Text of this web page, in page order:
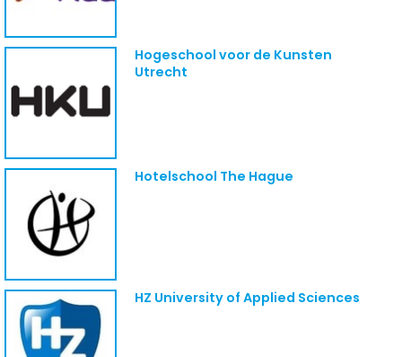
Hogeschool voor de Kunsten
Utrecht
Hotelschool The Hague
HZ University of Applied Sciences